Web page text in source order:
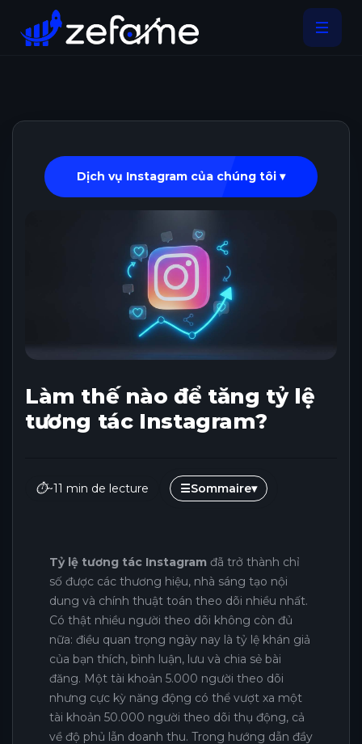
Dịch vụ Instagram của chúng tôi ▾
Làm thế nào để tăng tỷ lệ
tương tác Instagram?
⏱~11 min de lecture ☰Sommaire▾
Tỷ lệ tương tác Instagram đã trở thành chỉ
số được các thương hiệu, nhà sáng tạo nội
dung và chính thuật toán theo dõi nhiều nhất.
Có thật nhiều người theo dõi không còn đủ
nữa: điều quan trọng ngày nay là tỷ lệ khán giả
của bạn thích, bình luận, lưu và chia sẻ bài
đăng. Một tài khoản 5.000 người theo dõi
nhưng cực kỳ năng động có thể vượt xa một
tài khoản 50.000 người theo dõi thụ động, cả
về độ phủ lẫn doanh thu. Trong hướng dẫn đầy